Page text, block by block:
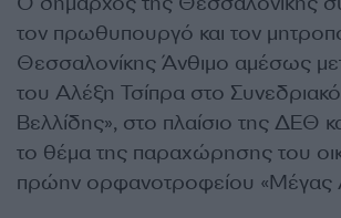
τον πρωθυπουργό και τον
Θεσσαλονίκης Άνθιμο αμέσως
του Αλέξη Τσίπρα στο Συνεδριακό
Βελλίδης», στο πλαίσιο της ΔΕΘ
το θέμα της παραχώρησης του
πρώην ορφανοτροφείου «Μέγας